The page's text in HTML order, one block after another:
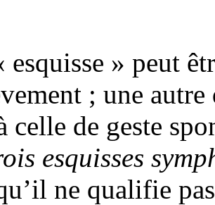
» peut
; une
celle de geste
esquisses
ne qualifie